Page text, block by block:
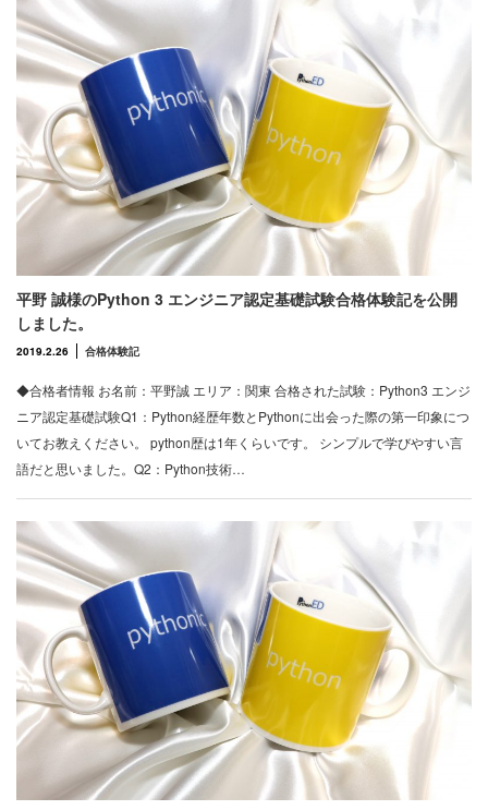
平野 誠様のPython 3 エンジニア認定基礎試験合格体験記を公開
しました。
2019.2.26 合格体験記
◆合格者情報 お名前：平野誠 エリア：関東 合格された試験：Python3 エンジ
ニア認定基礎試験Q1：Python経歴年数とPythonに出会った際の第一印象につ
いてお教えください。 python歴は1年くらいです。 シンプルで学びやすい言
語だと思いました。Q2：Python技術…